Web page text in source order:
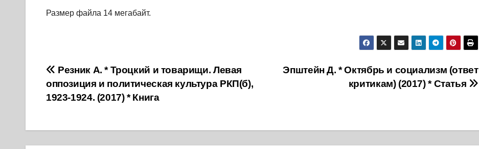
Размер файла 14 мегабайт.
Навигация
по
Эпштейн Д. * Октябрь и социализм (ответ
критикам) (2017) * Статья
Резник А. * Троцкий и товарищи. Левая
оппозиция и политическая культура РКП(б),
1923-1924. (2017) * Книга